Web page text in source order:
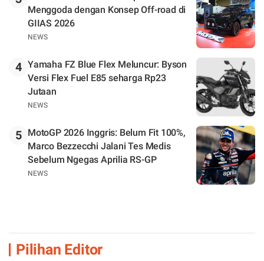
Menggoda dengan Konsep Off-road di
GIIAS 2026
NEWS
4 Yamaha FZ Blue Flex Meluncur: Byson
Versi Flex Fuel E85 seharga Rp23
Jutaan
NEWS
5
MotoGP 2026 Inggris: Belum Fit 100%,
Marco Bezzecchi Jalani Tes Medis
Sebelum Ngegas Aprilia RS-GP
NEWS
Pilihan Editor